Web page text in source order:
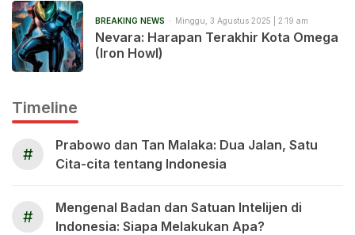
BREAKING NEWS Minggu, 3 Agustus 2025 | 2:19 am
Nevara: Harapan Terakhir Kota Omega
(Iron Howl)
Timeline
#
Prabowo dan Tan Malaka: Dua Jalan, Satu
Cita-cita tentang Indonesia
#
Mengenal Badan dan Satuan Intelijen di
Indonesia: Siapa Melakukan Apa?